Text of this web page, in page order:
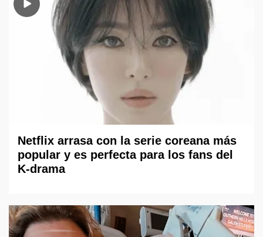
Netflix arrasa con la serie coreana más
popular y es perfecta para los fans del
K-drama